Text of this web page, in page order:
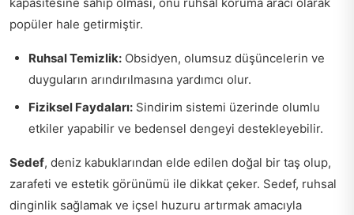
popüler hale getirmiştir.
Ruhsal Temizlik: Obsidyen, olumsuz düşüncelerin ve
duyguların arındırılmasına yardımcı olur.
Fiziksel Faydaları: Sindirim sistemi üzerinde olumlu
etkiler yapabilir ve bedensel dengeyi destekleyebilir.
Sedef, deniz kabuklarından elde edilen doğal bir taş olup,
zarafeti ve estetik görünümü ile dikkat çeker. Sedef, ruhsal
dinginlik sağlamak ve içsel huzuru artırmak amacıyla